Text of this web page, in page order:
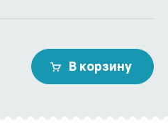
В корзину